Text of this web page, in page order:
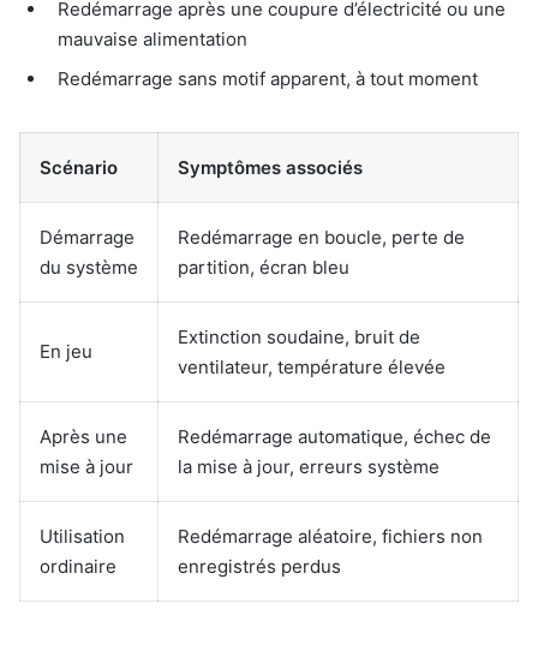
Redémarrage après une coupure d’électricité ou une
mauvaise alimentation
Redémarrage sans motif apparent, à tout moment
Scénario Symptômes associés
Démarrage
du système
Redémarrage en boucle, perte de
partition, écran bleu
En jeu
Extinction soudaine, bruit de
ventilateur, température élevée
Après une
mise à jour
Redémarrage automatique, échec de
la mise à jour, erreurs système
Utilisation
ordinaire
Redémarrage aléatoire, fichiers non
enregistrés perdus